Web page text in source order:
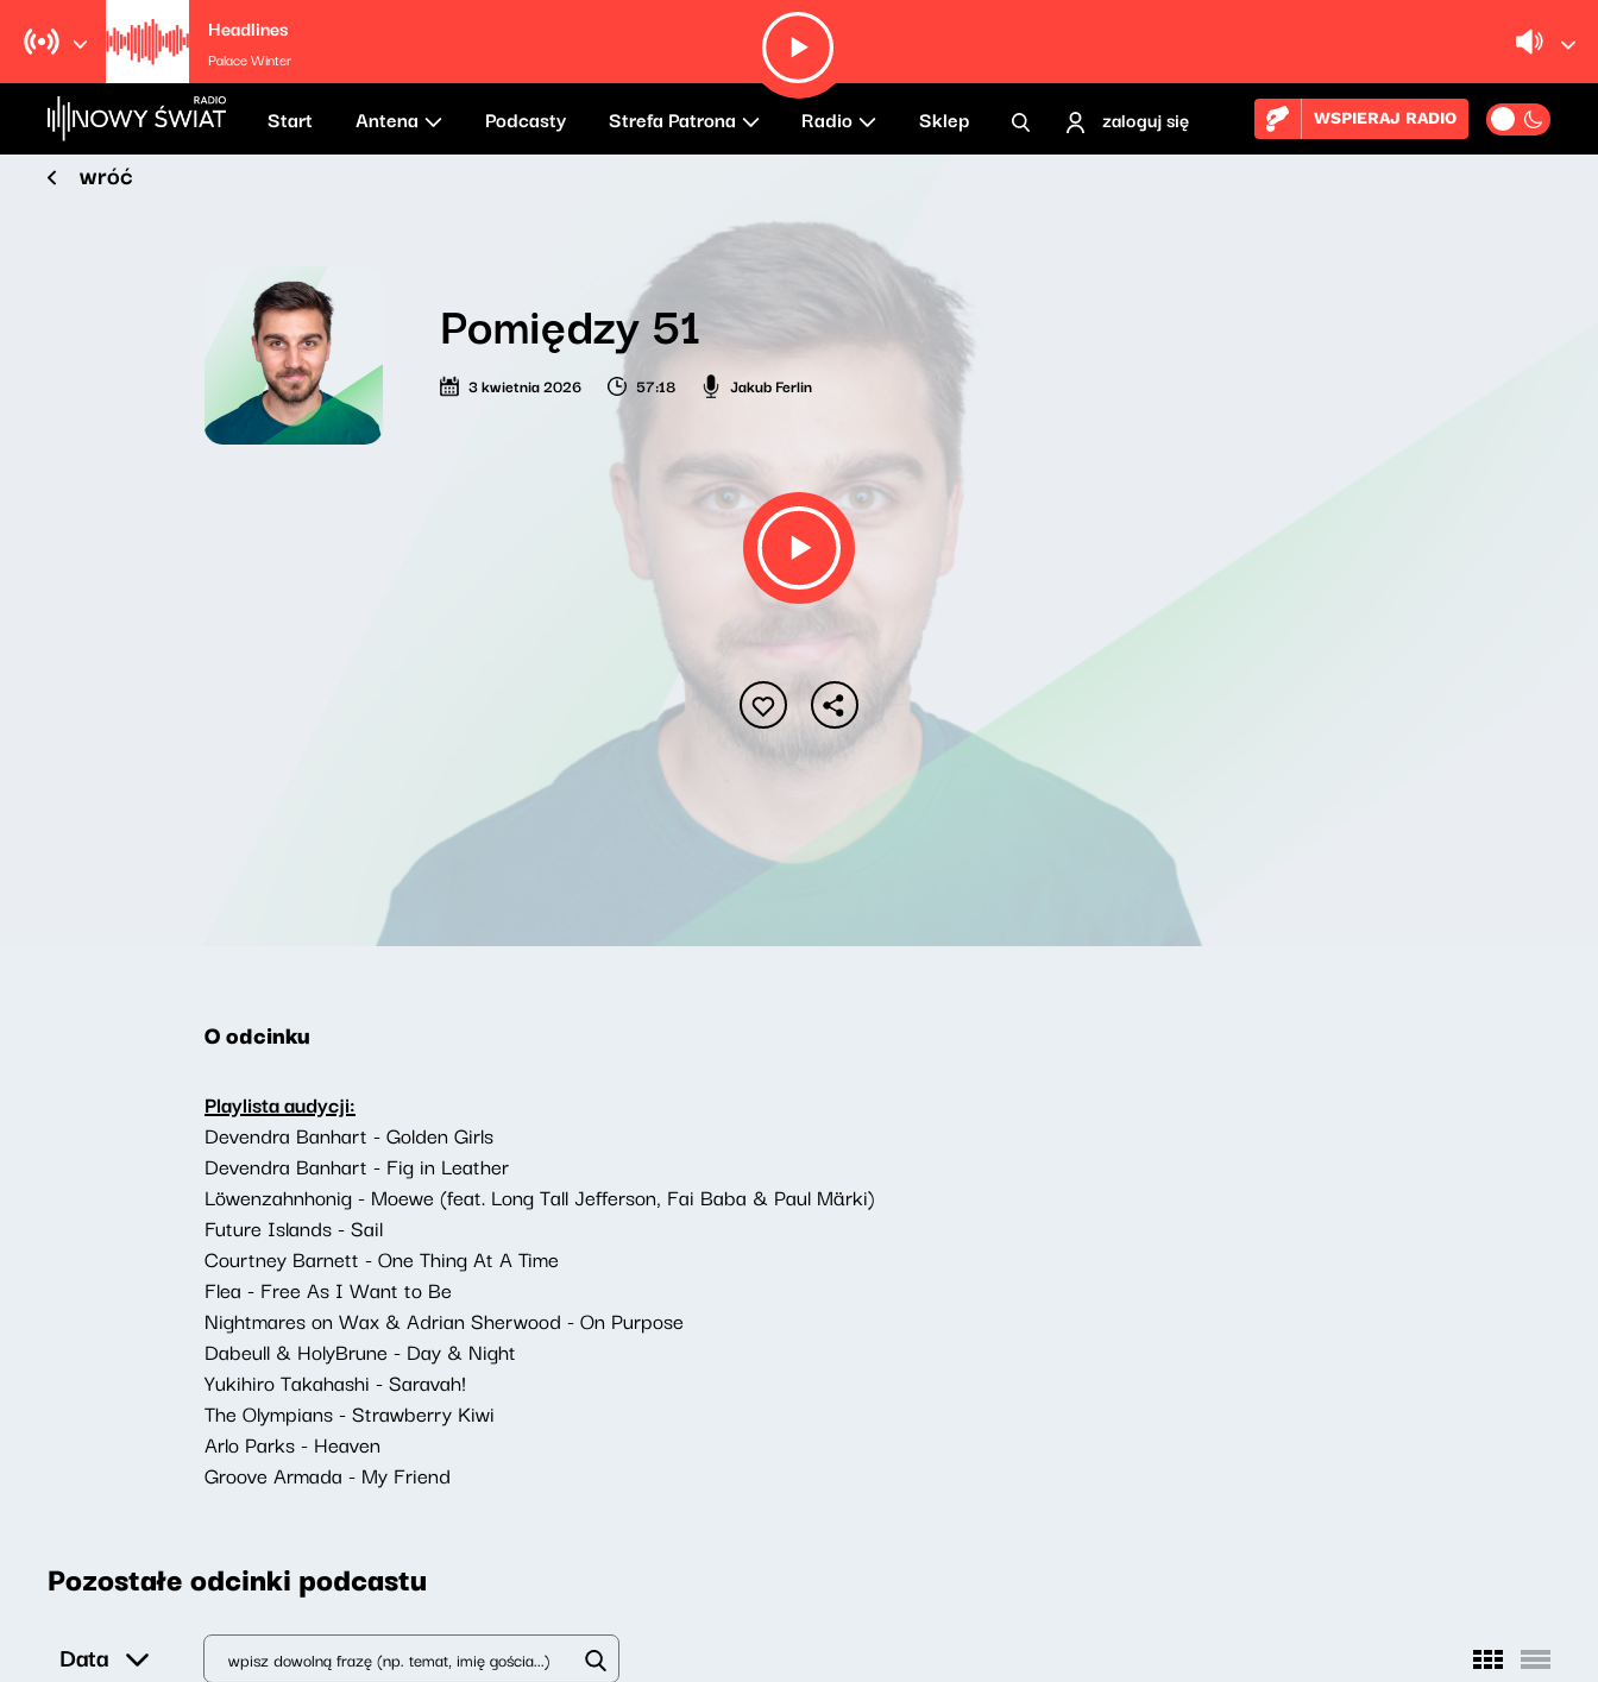
Headlines
Palace Winter
Start Antena Podcasty Strefa Patrona Radio Sklep zaloguj się WSPIERAJ RADIO
wróć
Pomiędzy 51
3 kwietnia 2026 57:18 Jakub Ferlin
O odcinku
Playlista audycji:
Devendra Banhart - Golden Girls
Devendra Banhart - Fig in Leather
Löwenzahnhonig - Moewe (feat. Long Tall Jefferson, Fai Baba & Paul Märki)
Future Islands - Sail
Courtney Barnett - One Thing At A Time
Flea - Free As I Want to Be
Nightmares on Wax & Adrian Sherwood - On Purpose
Dabeull & HolyBrune - Day & Night
Yukihiro Takahashi - Saravah!
The Olympians - Strawberry Kiwi
Arlo Parks - Heaven
Groove Armada - My Friend
Pozostałe odcinki podcastu
Data